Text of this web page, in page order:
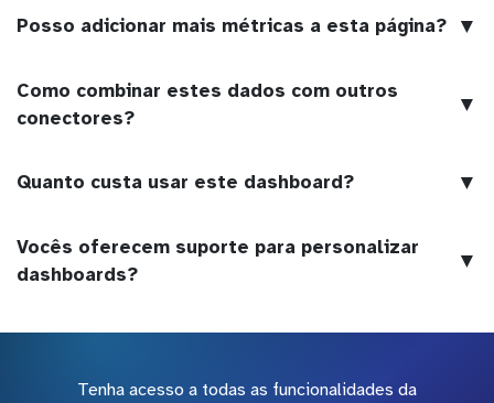
Posso adicionar mais métricas a esta página? ▼
Como combinar estes dados com outros
conectores?
▼
Quanto custa usar este dashboard? ▼
Vocês oferecem suporte para personalizar
dashboards?
▼
Tenha acesso a todas as funcionalidades da